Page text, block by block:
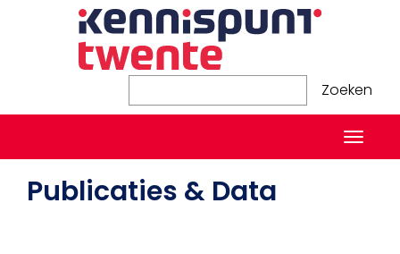
Zoeken Zoeken
Publicaties & Data